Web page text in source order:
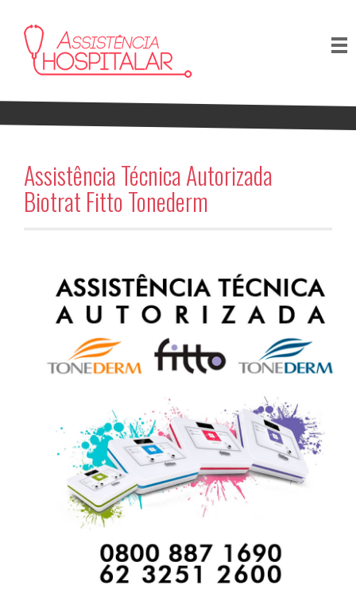
Assistência Técnica Autorizada
Biotrat Fitto Tonederm